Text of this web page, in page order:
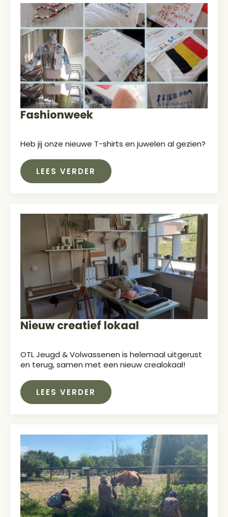
Fashionweek
Heb jij onze nieuwe T-shirts en juwelen al gezien?
LEES VERDER
Nieuw creatief lokaal
OTL Jeugd & Volwassenen is helemaal uitgerust
en terug, samen met een nieuw crealokaal!
LEES VERDER